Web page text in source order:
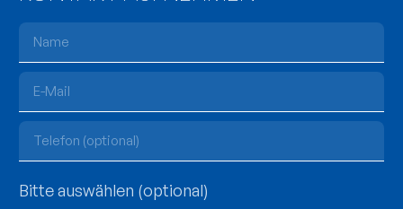
Bitte auswählen (optional)